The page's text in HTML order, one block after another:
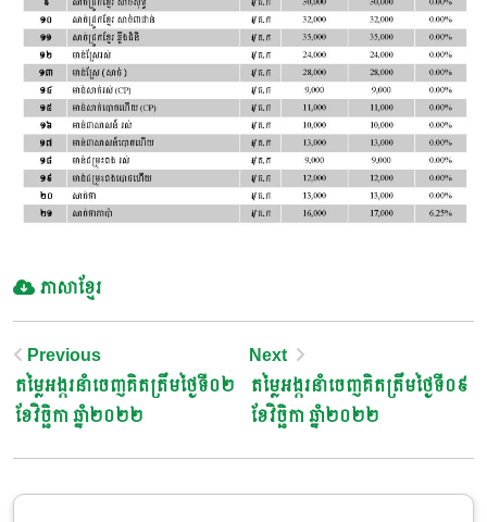
ភាសាខ្មែរ
Post
Navigation
Previous
តម្លៃអង្ករនាំចេញគិតត្រឹមថ្ងៃទី០២
ខែវិច្ឆិកា ឆ្នាំ២០២២
Next
តម្លៃអង្ករនាំចេញគិតត្រឹមថ្ងៃទី០៩
ខែវិច្ឆិកា ឆ្នាំ២០២២